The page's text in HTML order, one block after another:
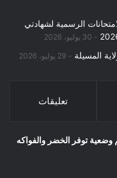
الرسمية لشهادتي
30 يوليو، 2026
المسيلة 29 يوليو، 2026
تعليقات
وضعية توفر الخضر والفواكه